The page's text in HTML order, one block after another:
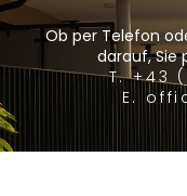
Ob per Telefon
darauf, Sie
T. +43
E.